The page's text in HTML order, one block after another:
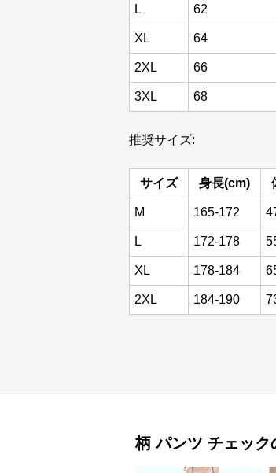
L 62
XL 64
2XL 66
3XL 68
推奨サイズ:
サイズ 身長(cm)
M 165-172
L 172-178
XL 178-184
2XL 184-190
柄 パンツ チェック